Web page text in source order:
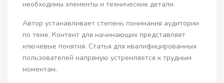
необходимы элементы и технические детали.
Автор устанавливает степень понимания аудитории
по теме. Контент для начинающих представляет
ключевые понятия. Статья для квалифицированных
пользователей напрямую устремляется к трудным
моментам.